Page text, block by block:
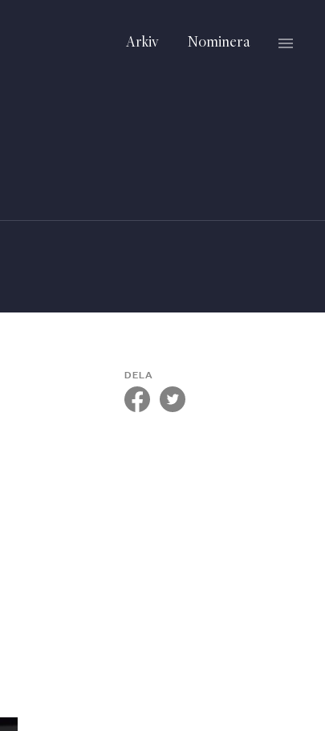
Arkiv Nominera
DELA